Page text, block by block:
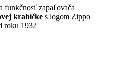
funkčnosť zapaľovača
krabičke s logom Zippo
roku 1932